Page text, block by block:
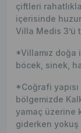
çiftleri
içerisinde
Villa Medis 3’ü
*Villamız doğa
böcek, sinek,
*Coğrafi
bölgemizde
yamaç üzerine
giderken yokuş